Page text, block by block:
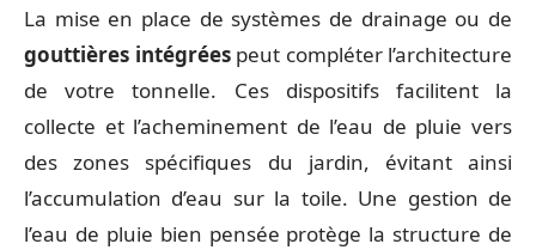
La mise en place de systèmes de drainage ou de
gouttières intégréespeut compléter l’architecture
de votre tonnelle. Ces dispositifs facilitent la
collecte et l’acheminement de l’eau de pluie vers
des zones spécifiques du jardin, évitant ainsi
l’accumulation d’eau sur la toile. Une gestion de
l’eau de pluie bien pensée protège la structure de